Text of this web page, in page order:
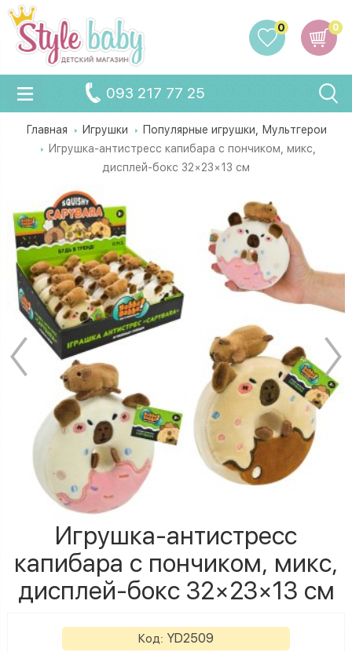
0
0
093 217 77 25
Главная Игрушки
Популярные игрушки, Мультгерои
Игрушка-антистресс капибара с пончиком, микс,
дисплей-бокс 32×23×13 см
Игрушка-антистресс
капибара с пончиком, микс,
дисплей-бокс 32×23×13 см
Код: YD2509